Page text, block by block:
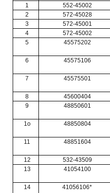
1
552-45002
2
572-45028
3
572-45001
4
572-45002
5
45575202
6
45575106
7
45575501
8
45600404
9
48850601
1о
48850804
11
48851604
12
532-43509
13
41054100
14
41056106*